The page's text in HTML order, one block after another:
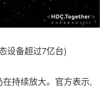
设备超过7亿台)
持续放大。官方表示,